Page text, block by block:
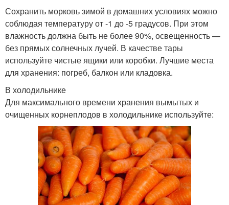
Сохранить морковь зимой в домашних условиях можно
соблюдая температуру от -1 до -5 градусов. При этом
влажность должна быть не более 90%, освещенность —
без прямых солнечных лучей. В качестве тары
используйте чистые ящики или коробки. Лучшие места
для хранения: погреб, балкон или кладовка.
В холодильнике
Для максимального времени хранения вымытых и
очищенных корнеплодов в холодильнике используйте: